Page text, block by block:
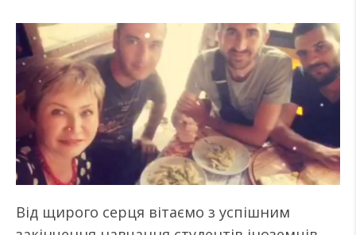
Від щирого серця вітаємо з успішним